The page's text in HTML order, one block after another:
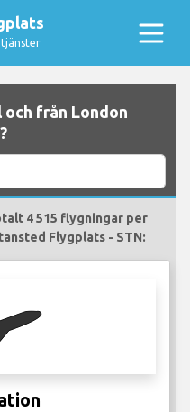
från London
4 515 flygningar per
Flygplats - STN: